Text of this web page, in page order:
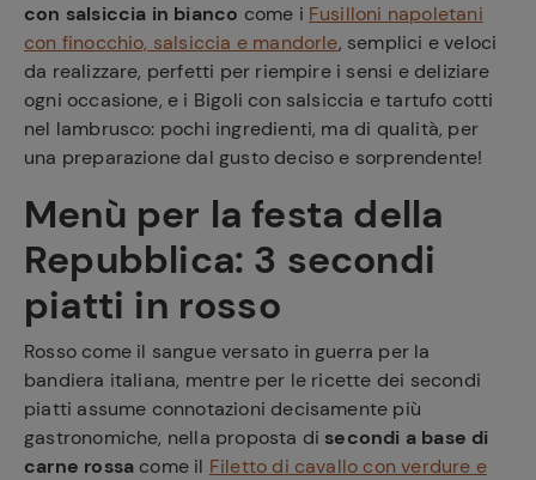
con salsiccia in bianco come i Fusilloni napoletani
con finocchio, salsiccia e mandorle, semplici e veloci
da realizzare, perfetti per riempire i sensi e deliziare
ogni occasione, e i Bigoli con salsiccia e tartufo cotti
nel lambrusco: pochi ingredienti, ma di qualità, per
una preparazione dal gusto deciso e sorprendente!
Menù per la festa della
Repubblica: 3 secondi
piatti in rosso
Rosso come il sangue versato in guerra per la
bandiera italiana, mentre per le ricette dei secondi
piatti assume connotazioni decisamente più
gastronomiche, nella proposta di secondi a base di
carne rossa come il Filetto di cavallo con verdure e